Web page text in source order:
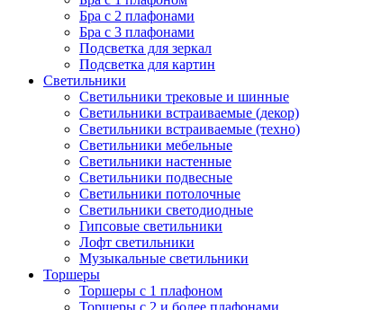
Бра с 2 плафонами
Бра с 3 плафонами
Подсветка для зеркал
Подсветка для картин
Светильники
Светильники трековые и шинные
Светильники встраиваемые (декор)
Светильники встраиваемые (техно)
Светильники мебельные
Светильники настенные
Светильники подвесные
Светильники потолочные
Светильники светодиодные
Гипсовые светильники
Лофт светильники
Музыкальные светильники
Торшеры
Торшеры с 1 плафоном
Торшеры с 2 и более плафонами